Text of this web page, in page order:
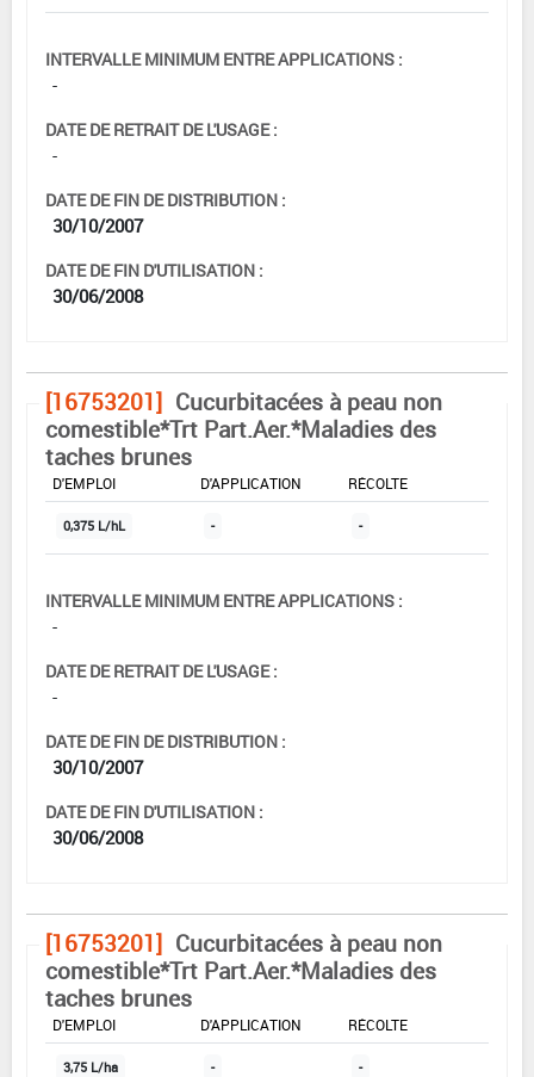
INTERVALLE MINIMUM ENTRE APPLICATIONS :
-
DATE DE RETRAIT DE L'USAGE :
-
DATE DE FIN DE DISTRIBUTION :
30/10/2007
DATE DE FIN D'UTILISATION :
30/06/2008
[16753201] Cucurbitacées à peau non
comestible*Trt Part.Aer.*Maladies des
taches brunes
DOSE MAX
D'EMPLOI
D'APPLICATION
RÉCOLTE
0,375 L/hL - -
INTERVALLE MINIMUM ENTRE APPLICATIONS :
-
DATE DE RETRAIT DE L'USAGE :
-
DATE DE FIN DE DISTRIBUTION :
30/10/2007
DATE DE FIN D'UTILISATION :
30/06/2008
[16753201] Cucurbitacées à peau non
comestible*Trt Part.Aer.*Maladies des
taches brunes
DOSE MAX
D'EMPLOI
D'APPLICATION
RÉCOLTE
3,75 L/ha - -